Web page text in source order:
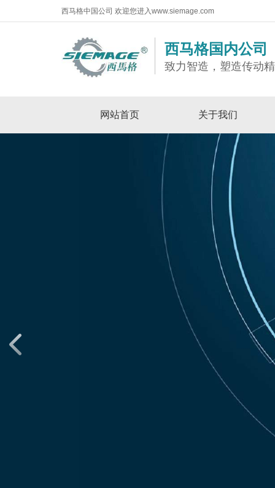
西马格中国公司 欢迎您进入www.siemage.com
西马格国内公司
致力智造，塑造传动
网站首页 关于我们